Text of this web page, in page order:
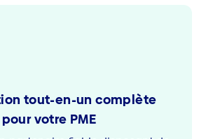
tout-en-un complète
pour votre PME